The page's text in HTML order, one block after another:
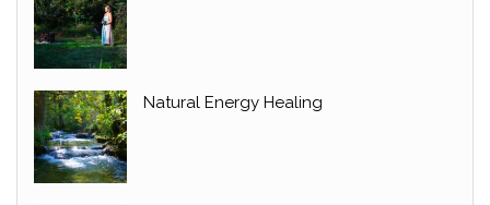
Natural Energy Healing